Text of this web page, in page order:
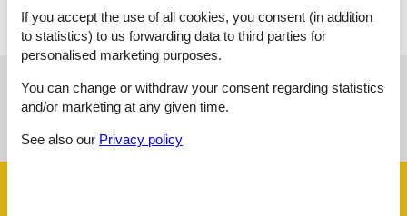
See nearby objects
See the course of the sun around the object
If you accept the use of all cookies, you consent (in addition
to statistics) to us forwarding data to third parties for
personalised marketing purposes.
You can change or withdraw your consent regarding statistics
and/or marketing at any given time.
See also our Privacy policy